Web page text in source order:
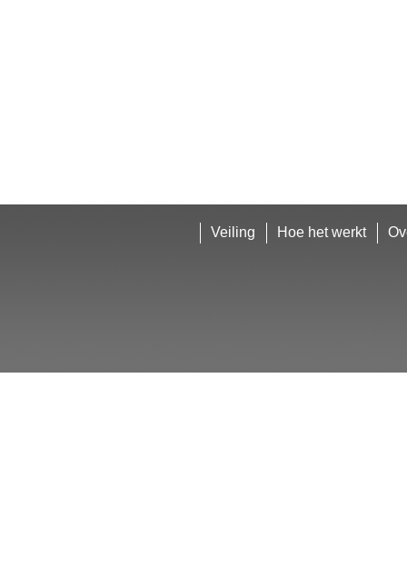
Veiling Hoe het werkt